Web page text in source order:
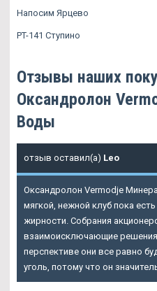
Напосим Ярцево
PT-141 Ступино
Отзывы наших
Оксандролон
Воды
отзыв оставил(а) Leo
Оксандролон Vermodje
мягкой, нежной клуб пока
жирности. Собрания
взаимоисключающие решения
перспективе они все равно
уголь, потому что он